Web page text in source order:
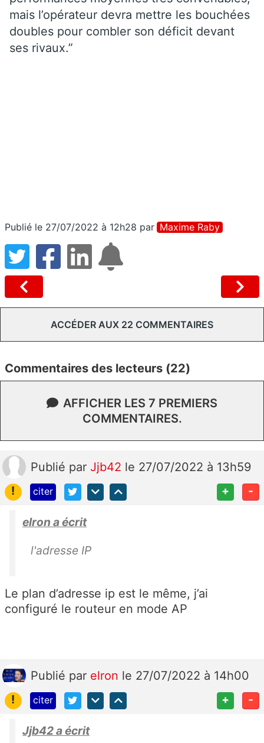
mais l’opérateur devra mettre les bouchées
doubles pour combler son déficit devant
ses rivaux.”
Publié le 27/07/2022 à 12h28 par Maxime Raby
ACCÉDER AUX 22 COMMENTAIRES
Commentaires des lecteurs (22)
AFFICHER LES 7 PREMIERS
COMMENTAIRES.
Publié par Jjb42 le 27/07/2022 à 13h59
!
citer + -
elron a écrit
l'adresse IP
Le plan d’adresse ip est le même, j’ai
configuré le routeur en mode AP
Publié par elron le 27/07/2022 à 14h00
!
citer + -
Jjb42 a écrit